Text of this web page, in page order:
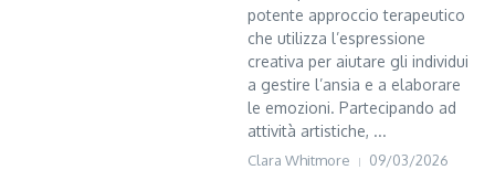
potente approccio terapeutico
che utilizza l’espressione
creativa per aiutare gli individui
a gestire l’ansia e a elaborare
le emozioni. Partecipando ad
attività artistiche, ...
Clara Whitmore 09/03/2026